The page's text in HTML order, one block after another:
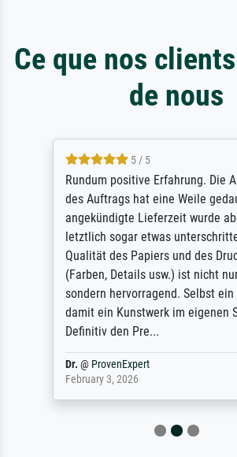
Ce que nos
de nous
5 / 5
Rundum positive Erfahrung. Die
des Auftrags hat eine Weile
angekündigte Lieferzeit wurde
letztlich sogar etwas
Qualität des Papiers und des
(Farben, Details usw.) ist nicht
sondern hervorragend. Selbst ein
damit ein Kunstwerk im eigenen
Definitiv den Pre...
Dr. @ ProvenExpert
February 3, 2026